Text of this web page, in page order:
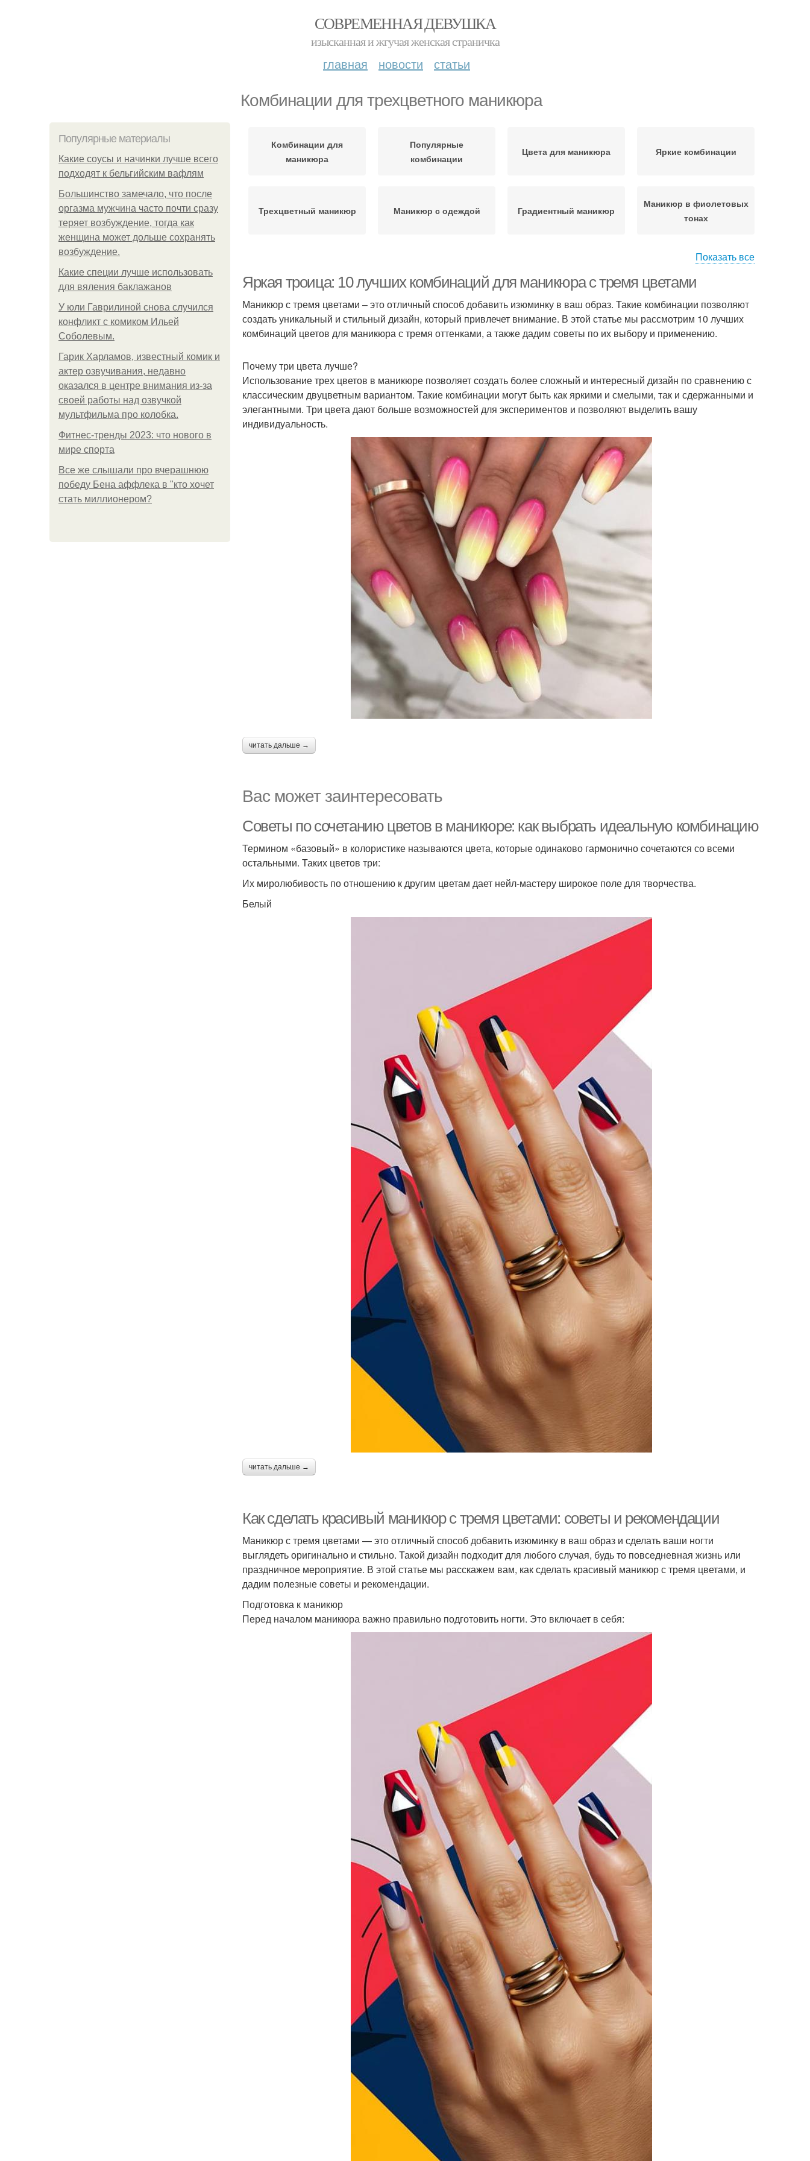
СОВРЕМЕННАЯ ДЕВУШКА
изысканная и жгучая женская страничка
главная новости статьи
Комбинации для трехцветного маникюра
Популярные материалы
Какие соусы и начинки лучше всего
подходят к бельгийским вафлям
Большинство замечало, что после
оргазма мужчина часто почти сразу
теряет возбуждение, тогда как
женщина может дольше сохранять
возбуждение.
Какие специи лучше использовать
для вяления баклажанов
У юли Гаврилиной снова случился
конфликт с комиком Ильей
Соболевым.
Гарик Харламов, известный комик и
актер озвучивания, недавно
оказался в центре внимания из-за
своей работы над озвучкой
мультфильма про колобка.
Фитнес-тренды 2023: что нового в
мире спорта
Все же слышали про вчерашнюю
победу Бена аффлека в "кто хочет
стать миллионером?
Комбинации для
маникюра
Популярные
комбинации
Цвета для маникюра Яркие комбинации
Трехцветный маникюр Маникюр с одеждой Градиентный маникюр
Маникюр в фиолетовых
тонах
Показать все
Яркая троица: 10 лучших комбинаций для маникюра с тремя цветами
Маникюр с тремя цветами – это отличный способ добавить изюминку в ваш образ. Такие комбинации позволяют
создать уникальный и стильный дизайн, который привлечет внимание. В этой статье мы рассмотрим 10 лучших
комбинаций цветов для маникюра с тремя оттенками, а также дадим советы по их выбору и применению.
Почему три цвета лучше?
Использование трех цветов в маникюре позволяет создать более сложный и интересный дизайн по сравнению с
классическим двуцветным вариантом. Такие комбинации могут быть как яркими и смелыми, так и сдержанными и
элегантными. Три цвета дают больше возможностей для экспериментов и позволяют выделить вашу
индивидуальность.
читать дальше →
Вас может заинтересовать
Советы по сочетанию цветов в маникюре: как выбрать идеальную комбинацию
Термином «базовый» в колористике называются цвета, которые одинаково гармонично сочетаются со всеми
остальными. Таких цветов три:
Их миролюбивость по отношению к другим цветам дает нейл-мастеру широкое поле для творчества.
Белый
читать дальше →
Как сделать красивый маникюр с тремя цветами: советы и рекомендации
Маникюр с тремя цветами — это отличный способ добавить изюминку в ваш образ и сделать ваши ногти
выглядеть оригинально и стильно. Такой дизайн подходит для любого случая, будь то повседневная жизнь или
праздничное мероприятие. В этой статье мы расскажем вам, как сделать красивый маникюр с тремя цветами, и
дадим полезные советы и рекомендации.
Подготовка к маникюр
Перед началом маникюра важно правильно подготовить ногти. Это включает в себя: